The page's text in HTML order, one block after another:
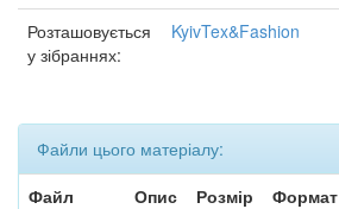
Розташовується
у зібраннях:
KyivTex&Fashion
Файли цього матеріалу:
Файл
Опис Розмір
Формат